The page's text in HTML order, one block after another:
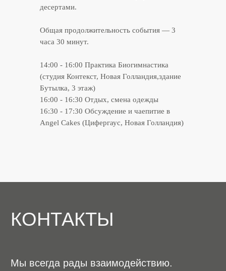
десертами.
Общая продолжительность события — 3
часа 30 минут.
14:00 - 16:00 Практика Биогимнастика
(студия Контекст, Новая Голландия,здание
Бутылка, 3 этаж)
16:00 - 16:30 Отдых, смена одежды
16:30 - 17:30 Обсуждение и чаепитие в
Angel Cakes (Цифергаус, Новая Голландия)
Напишите нам по поводу занятий
или задайте интересующие вопросы.
предложений нашей студии!
*Meta является экстремистской организацией
+79319750080
ПОДПИСАТЬСЯ